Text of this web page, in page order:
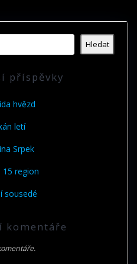
Hledat
příspěvky
hvězd
letí
Srpek
region
sousedé
komentáře